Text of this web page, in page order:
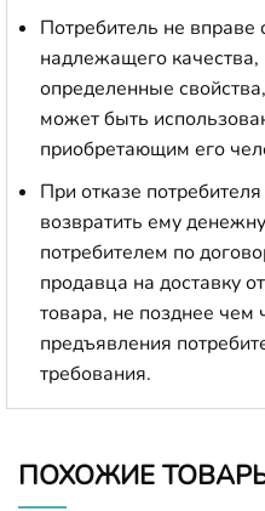
Потребитель не вправе
надлежащего
определенные
может быть
приобретающим его
При отказе
возвратить ему
потребителем по
продавца на доставку
товара, не позднее чем
предъявления
требования.
ПОХОЖИЕ